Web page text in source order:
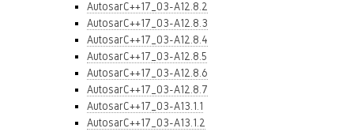
AutosarC++17_03-A12.8.2
AutosarC++17_03-A12.8.3
AutosarC++17_03-A12.8.4
AutosarC++17_03-A12.8.5
AutosarC++17_03-A12.8.6
AutosarC++17_03-A12.8.7
AutosarC++17_03-A13.1.1
AutosarC++17_03-A13.1.2